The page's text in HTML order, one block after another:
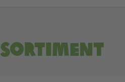
Sortiment